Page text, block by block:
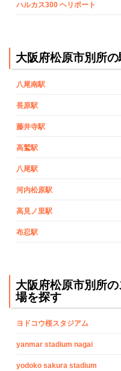
ハルカス300 ヘリポート
大阪府松原市別所
八尾南駅
長原駅
藤井寺駅
高鷲駅
八尾駅
河内松原駅
高見ノ里駅
布忍駅
大阪府松原市別所
場を探す
ヨドコウ桜スタジアム
yanmar stadium nagai
yodoko sakura stadium